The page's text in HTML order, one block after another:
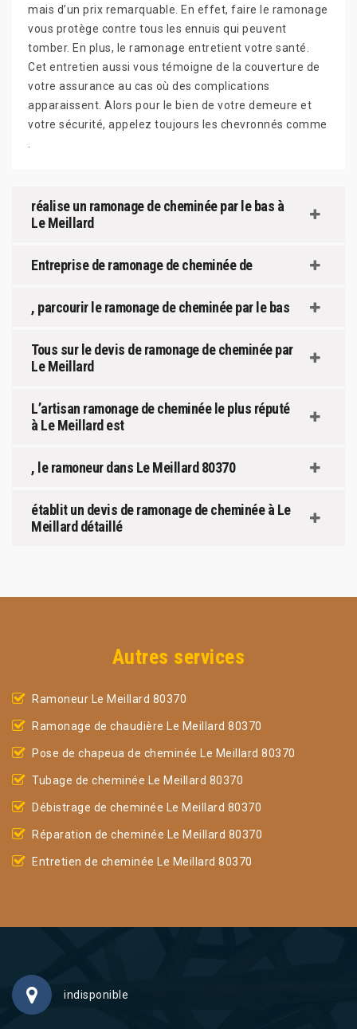
mais d’un prix remarquable. En effet, faire le ramonage
vous protège contre tous les ennuis qui peuvent
tomber. En plus, le ramonage entretient votre santé.
Cet entretien aussi vous témoigne de la couverture de
votre assurance au cas où des complications
apparaissent. Alors pour le bien de votre demeure et
votre sécurité, appelez toujours les chevronnés comme
réalise un ramonage de cheminée par le bas à
Le Meillard
Entreprise de ramonage de cheminée de
, parcourir le ramonage de cheminée par le bas
Tous sur le devis de ramonage de cheminée par
Le Meillard
L’artisan ramonage de cheminée le plus réputé
à Le Meillard est
, le ramoneur dans Le Meillard 80370
établit un devis de ramonage de cheminée à Le
Meillard détaillé
Autres services
Ramoneur Le Meillard 80370
Ramonage de chaudière Le Meillard 80370
Pose de chapeua de cheminée Le Meillard 80370
Tubage de cheminée Le Meillard 80370
Débistrage de cheminée Le Meillard 80370
Réparation de cheminée Le Meillard 80370
Entretien de cheminée Le Meillard 80370
indisponible